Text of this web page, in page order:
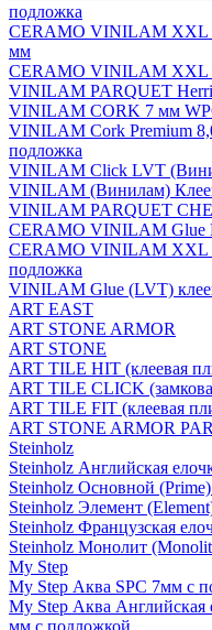
подложка
CERAMO VINILAM XXL
мм
CERAMO VINILAM XXL
VINILAM PARQUET
VINILAM CORK 7 мм
VINILAM Cork Premium
подложка
VINILAM Click LVT
VINILAM (Винилам)
VINILAM PARQUET
CERAMO VINILAM Glue
CERAMO VINILAM XXL
подложка
VINILAM Glue (LVT)
ART EAST
ART STONE ARMOR
ART STONE
ART TILE HIT (клеевая
ART TILE CLICK
ART TILE FIT (клеевая
ART STONE ARMOR
Steinholz
Steinholz Английская
Steinholz Основной
Steinholz Элемент
Steinholz Французская
Steinholz Монолит
My Step
My Step Аква SPC 7мм c
My Step Аква Английская
мм с подложкой